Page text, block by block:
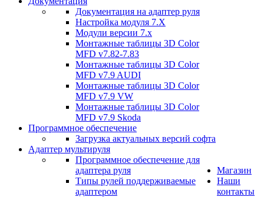
Документация на адаптер руля
Настройка модуля 7.Х
Модули версии 7.х
Монтажные таблицы 3D Color
MFD v7.82-7.83
Монтажные таблицы 3D Color
MFD v7.9 AUDI
Монтажные таблицы 3D Color
MFD v7.9 VW
Монтажные таблицы 3D Color
MFD v7.9 Skoda
Программное обеспечение
Загрузка актуальных версий софта
Адаптер мультируля
Программное обеспечение для
адаптера руля
Типы рулей поддерживаемые
адаптером
Магазин
Наши
контакты